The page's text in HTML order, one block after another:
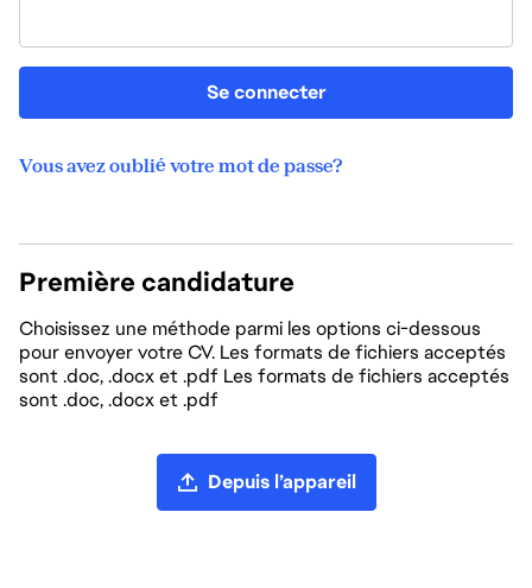
Se connecter
Vous avez oublié votre mot de passe?
Première candidature
Choisissez une méthode parmi les options ci-dessous
pour envoyer votre CV. Les formats de fichiers acceptés
sont .doc, .docx et .pdf Les formats de fichiers acceptés
sont .doc, .docx et .pdf
Depuis l’appareil